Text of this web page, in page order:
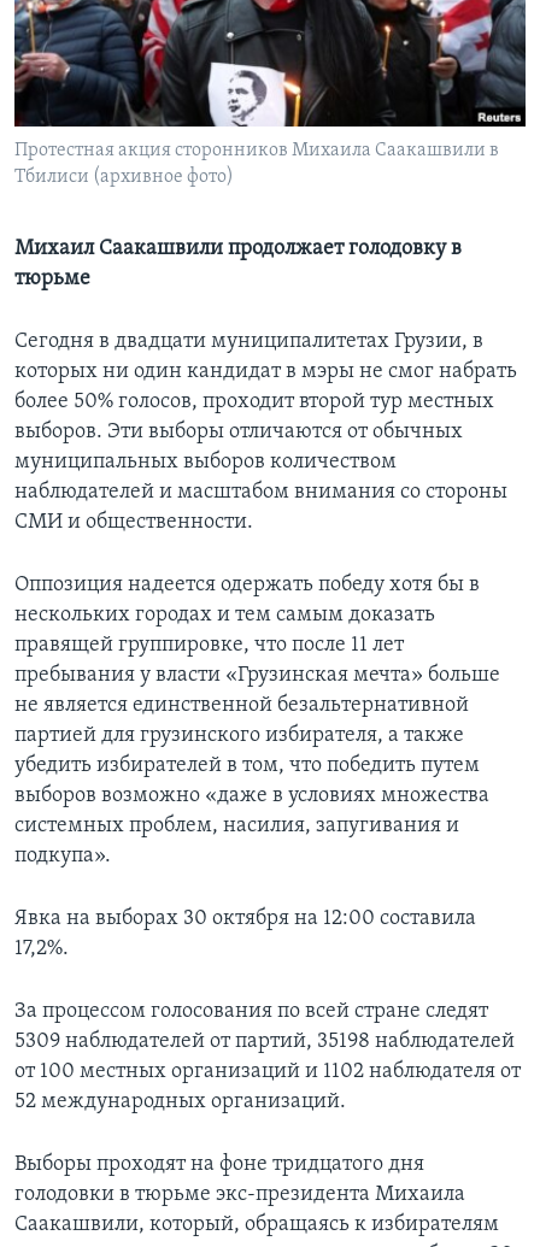
Learning English
СОЦИАЛЬНЫЕ СЕТИ
Протестная акция сторонников Михаила Саакашвили в
Тбилиси (архивное фото)
Михаил Саакашвили продолжает голодовку в
тюрьме
Сегодня в двадцати муниципалитетах Грузии, в
которых ни один кандидат в мэры не смог набрать
более 50% голосов, проходит второй тур местных
выборов. Эти выборы отличаются от обычных
муниципальных выборов количеством
наблюдателей и масштабом внимания со стороны
СМИ и общественности.
Оппозиция надеется одержать победу хотя бы в
нескольких городах и тем самым доказать
правящей группировке, что после 11 лет
пребывания у власти «Грузинская мечта» больше
не является единственной безальтернативной
партией для грузинского избирателя, а также
убедить избирателей в том, что победить путем
выборов возможно «даже в условиях множества
системных проблем, насилия, запугивания и
подкупа».
Явка на выборах 30 октября на 12:00 составила
17,2%.
За процессом голосования по всей стране следят
5309 наблюдателей от партий, 35198 наблюдателей
от 100 местных организаций и 1102 наблюдателя от
52 международных организаций.
Выборы проходят на фоне тридцатого дня
голодовки в тюрьме экс-президента Михаила
Саакашвили, который, обращаясь к избирателям